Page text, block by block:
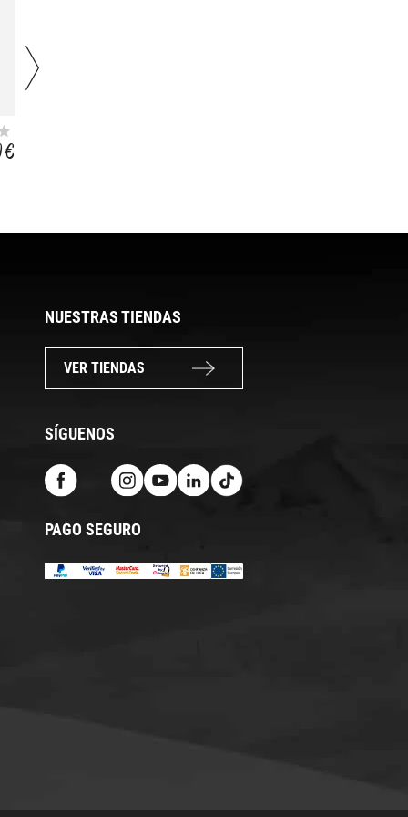
€
NUESTRAS TIENDAS
VER TIENDAS
SÍGUENOS
PAGO SEGURO